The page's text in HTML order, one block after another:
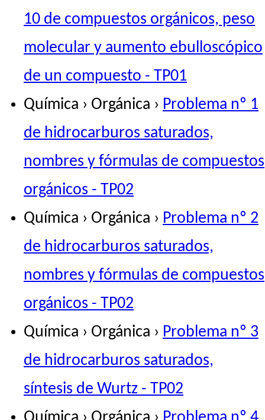
10 de compuestos orgánicos, peso
molecular y aumento ebulloscópico
de un compuesto - TP01
Química › Orgánica › Problema nº 1
de hidrocarburos saturados,
nombres y fórmulas de compuestos
orgánicos - TP02
Química › Orgánica › Problema nº 2
de hidrocarburos saturados,
nombres y fórmulas de compuestos
orgánicos - TP02
Química › Orgánica › Problema nº 3
de hidrocarburos saturados,
síntesis de Wurtz - TP02